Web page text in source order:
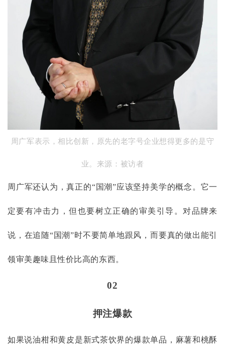
周广军表示，相比创新，原先的老字号企业想得更多的是守
业。来源：被访者
周广军还认为，真正的“国潮”应该坚持美学的概念。它一
定要有冲击力，但也要树立正确的审美引导。对品牌来
说，在追随“国潮”时不要简单地跟风，而要真的做出能引
领审美趣味且性价比高的东西。
02
押注爆款
如果说油柑和黄皮是新式茶饮界的爆款单品，麻薯和桃酥